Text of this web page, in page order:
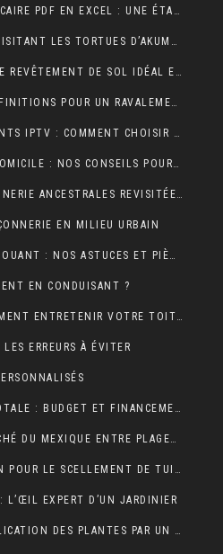
CONVERTIR UN RELEVÉ BANCAIRE PDF EN EXCEL : UNE ÉTAPE CLÉ POUR MIEUX GÉRER SES FINANCES
LES ERREURS À ÉVITER EN VISITANT LES TORTUES D’AKUMAL
POURQUOI LA RÉSINE EST LE REVÊTEMENT DE SOL IDÉAL EN USINE ?
LES DIFFÉRENTS TYPES DE FINITIONS POUR UN RAVALEMENT DE FAÇADE RÉUSSI
SÉLECTION DES ABONNEMENTS IPTV : COMMENT CHOISIR L’OFFRE QUI VOUS CORRESPOND ?
PHOTOS DE GROSSESSE À DOMICILE : NOS CONSEILS POUR UNE SÉANCE INTIMISTE RÉUSSIE !
LES TECHNIQUES DE MAÇONNERIE ANCESTRALES REVISITÉES
EN MILIEU URBAIN
GAGNER DE LA CRYPTO EN JOUANT : NOS ASTUCES ET PIÈGES À ÉVITER !
EN CONDUISANT ?
PEINTURE SUR TUILE : COMMENT ENTRETENIR VOTRE TOITURE APRÈS L’APPLICATION ?
ERREURS À ÉVITER
RÉNOVATION DE MAISON TOTALE : BUDGET ET FINANCEMENT
ISLA MUJERES : TRÉSOR CACHÉ DU MEXIQUE ENTRE PLAGES DE RÊVE ET AVENTURES TROPICALES
LES CRITÈRES DE SÉLECTION POUR LE SCELLEMENT DE TUILE DE RIVE
: L’ŒIL EXPERT D’UN JARDINIER
LES SECRETS DE LA MULTIPLICATION DES PLANTES PAR UN JARDINIER